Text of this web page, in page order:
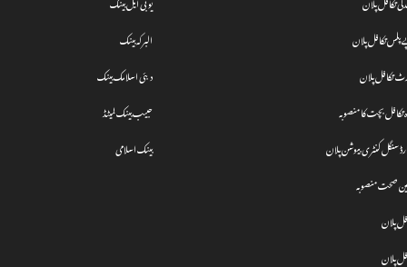
تکافل پلان
تکافل پلان
تکافل بچت کا منصوبہ
سنگل کنٹری بیوشن پلان
صحت منصوبہ
پلان
پلان
البرکہ بینک
دبئی اسلامک بینک
حبیب بینک لمیٹڈ
بینک اسلامی